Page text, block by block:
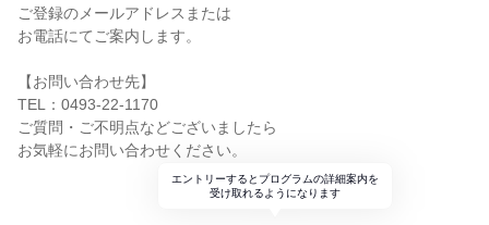
ご登録のメールアドレスまたは
お電話にてご案内します。
【お問い合わせ先】
TEL：0493-22-1170
ご質問・ご不明点などございましたら
お気軽にお問い合わせください。
エントリーするとプログラムの詳細案内を
受け取れるようになります